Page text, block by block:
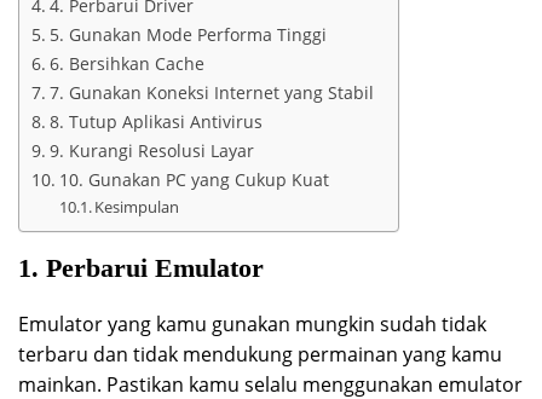
4. Perbarui Driver
5. Gunakan Mode Performa Tinggi
6. Bersihkan Cache
7. Gunakan Koneksi Internet yang Stabil
8. Tutup Aplikasi Antivirus
9. Kurangi Resolusi Layar
10. Gunakan PC yang Cukup Kuat
Kesimpulan
1. Perbarui Emulator
Emulator yang kamu gunakan mungkin sudah tidak
terbaru dan tidak mendukung permainan yang kamu
mainkan. Pastikan kamu selalu menggunakan emulator